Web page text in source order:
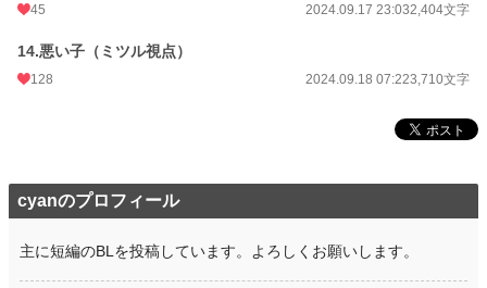
45 2024.09.17 23:032,404文字
14.悪い子（ミツル視点）
128 2024.09.18 07:223,710文字
cyanのプロフィール
主に短編のBLを投稿しています。よろしくお願いします。